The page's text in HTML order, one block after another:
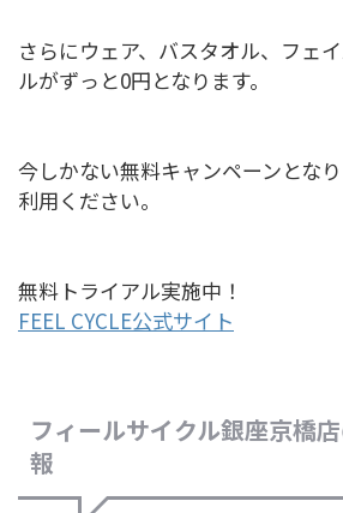
さらにウェア、バスタオル、フェ
ルがずっと0円となります。
今しかない無料キャンペーンとな
利用ください。
無料トライアル実施中！
FEEL CYCLE公式サイト
フィールサイクル銀座京橋
報